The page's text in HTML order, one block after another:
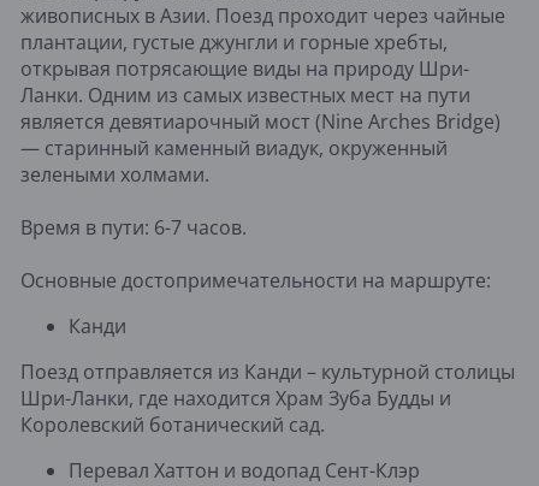
живописных в Азии. Поезд проходит через чайные
плантации, густые джунгли и горные хребты,
открывая потрясающие виды на природу Шри-
Ланки. Одним из самых известных мест на пути
является девятиарочный мост (Nine Arches Bridge)
— старинный каменный виадук, окруженный
зелеными холмами.
Время в пути: 6-7 часов.
Основные достопримечательности на маршруте:
Канди
Поезд отправляется из Канди – культурной столицы
Шри-Ланки, где находится Храм Зуба Будды и
Королевский ботанический сад.
Перевал Хаттон и водопад Сент-Клэр